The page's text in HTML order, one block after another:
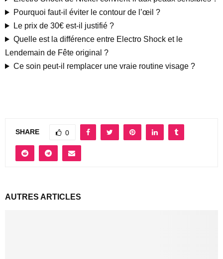
Pourquoi faut-il éviter le contour de l’œil ?
Le prix de 30€ est-il justifié ?
Quelle est la différence entre Electro Shock et le
Lendemain de Fête original ?
Ce soin peut-il remplacer une vraie routine visage ?
SHARE 0
AUTRES ARTICLES